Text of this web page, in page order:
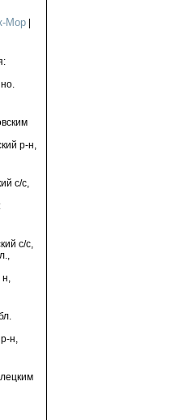
Мор
р-н,
с/с,
с/с,
н,
н,